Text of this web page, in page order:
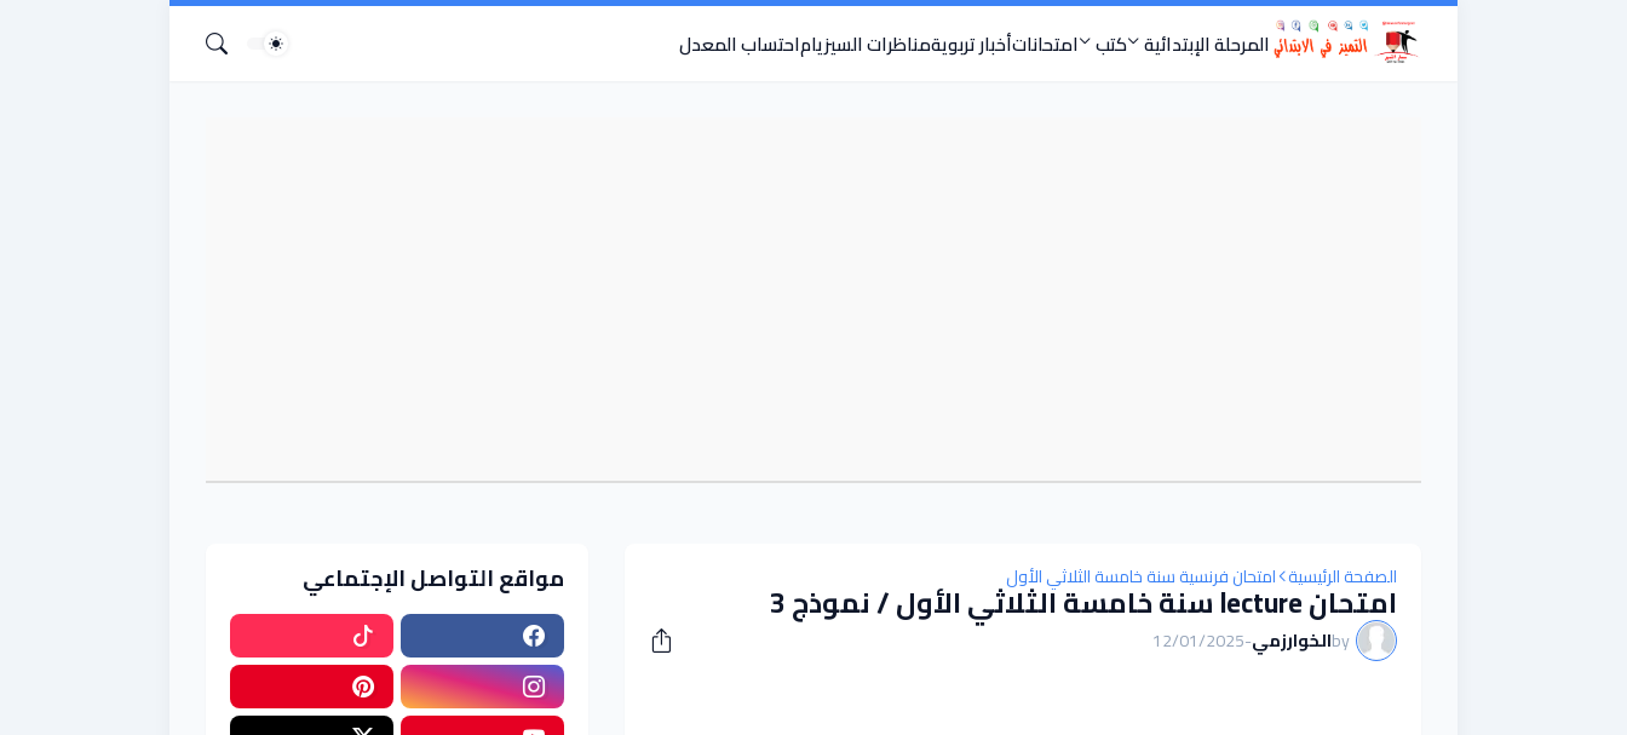
المرحلة الإبتدائية كتب امتحاناتأخبار تربويةمناظرات السيزياماحتساب المعدل
الصفحة الرئيسية امتحان فرنسية سنة خامسة الثلاثي الأول امتحان lecture سنة خامسة الثلاثي الأول / نموذج 3
byالخوارزمي-
12/01/2025
مواقع التواصل الإجتماعي